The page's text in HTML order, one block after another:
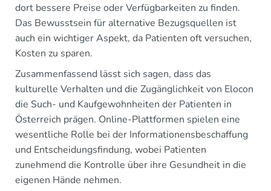
dort bessere Preise oder Verfügbarkeiten zu finden.
Das Bewusstsein für alternative Bezugsquellen ist
auch ein wichtiger Aspekt, da Patienten oft versuchen,
Kosten zu sparen.
Zusammenfassend lässt sich sagen, dass das
kulturelle Verhalten und die Zugänglichkeit von Elocon
die Such- und Kaufgewohnheiten der Patienten in
Österreich prägen. Online-Plattformen spielen eine
wesentliche Rolle bei der Informationensbeschaffung
und Entscheidungsfindung, wobei Patienten
zunehmend die Kontrolle über ihre Gesundheit in die
eigenen Hände nehmen.